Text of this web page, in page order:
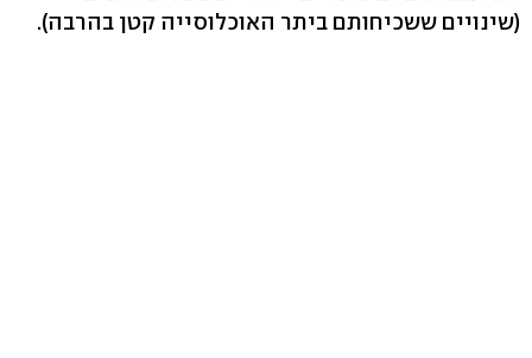
(שינויים ששכיחותם ביתר האוכלוסייה קטן בהרבה).